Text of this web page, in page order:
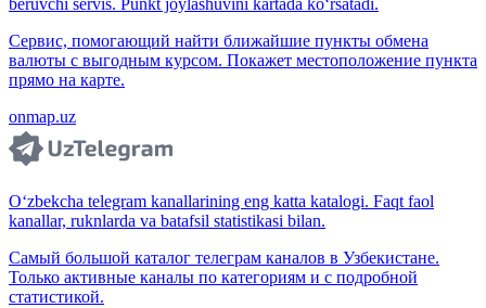
beruvchi servis. Punkt joylashuvini kartada ko‘rsatadi.
Сервис, помогающий найти ближайшие пункты обмена
валюты с выгодным курсом. Покажет местоположение пункта
прямо на карте.
onmap.uz
O‘zbekcha telegram kanallarining eng katta katalogi. Faqt faol
kanallar, ruknlarda va batafsil statistikasi bilan.
Самый большой каталог телеграм каналов в Узбекистане.
Только активные каналы по категориям и с подробной
статистикой.